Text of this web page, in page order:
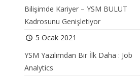
Bilişimde Kariyer – YSM BULUT
Kadrosunu Genişletiyor
5 Ocak 2021
YSM Yazılımdan Bir İlk Daha : Job
Analytics